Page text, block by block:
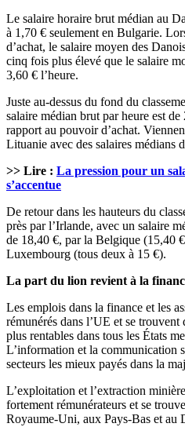
Le salaire horaire brut médian au
à 1,70 € seulement en Bulgarie.
d’achat, le salaire moyen des
cinq fois plus élevé que le salaire
3,60 € l’heure.
Juste au-dessus du fond du
salaire médian brut par heure est
rapport au pouvoir d’achat.
Lituanie avec des salaires médians
>> Lire : La pression pour un
s’accentue
De retour dans les hauteurs du
près par l’Irlande, avec un salaire
de 18,40 €, par la Belgique (15,40
Luxembourg (tous deux à 15 €).
La part du lion revient à la
Les emplois dans la finance et les
rémunérés dans l’UE et se trouvent
plus rentables dans tous les États
L’information et la communication
secteurs les mieux payés dans la
L’exploitation et l’extraction
fortement rémunérateurs et se
Royaume-Uni, aux Pays-Bas et au